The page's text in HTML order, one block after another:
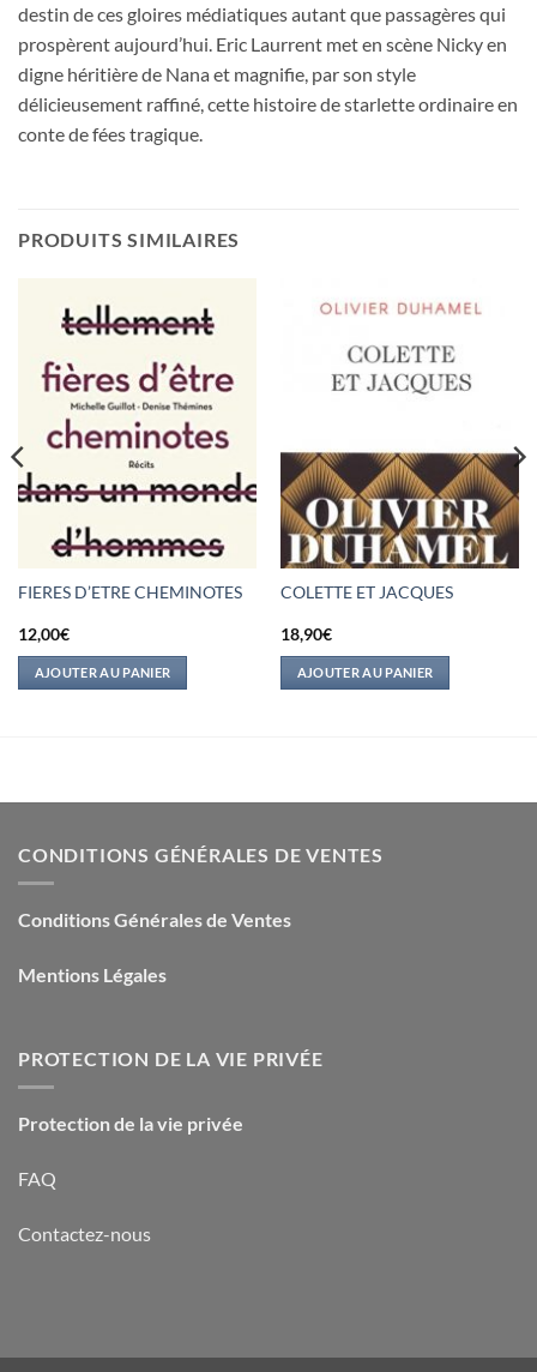
destin de ces gloires médiatiques autant que passagères qui
prospèrent aujourd’hui. Eric Laurrent met en scène Nicky en
digne héritière de Nana et magnifie, par son style
délicieusement raffiné, cette histoire de starlette ordinaire en
conte de fées tragique.
PRODUITS SIMILAIRES
FIERES D’ETRE CHEMINOTES
12,00€
AJOUTER AU PANIER
COLETTE ET JACQUES
18,90€
AJOUTER AU PANIER
CONDITIONS GÉNÉRALES DE VENTES
Conditions Générales de Ventes
Mentions Légales
PROTECTION DE LA VIE PRIVÉE
Protection de la vie privée
FAQ
Contactez-nous